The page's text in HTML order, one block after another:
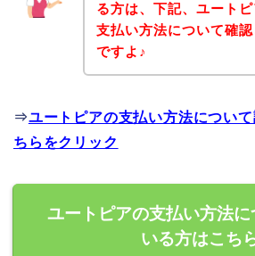
る方は、下記、ユート
支払い方法について確
ですよ♪
⇒ユートピアの支払い方法につい
ちらをクリック
ユートピアの支払い方法
いる方はこち